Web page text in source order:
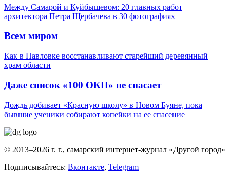
Между Самарой и Куйбышевом: 20 главных работ
архитектора Петра Щербачева в 30 фотографиях
Всем миром
Как в Павловке восстанавливают старейший деревянный
храм области
Даже список «100 ОКН» не спасает
Дождь добивает «Красную школу» в Новом Буяне, пока
бывшие ученики собирают копейки на ее спасение
© 2013–2026 г. г., самарский интернет-журнал «Другой город»
Подписывайтесь: Вконтакте, Telegram